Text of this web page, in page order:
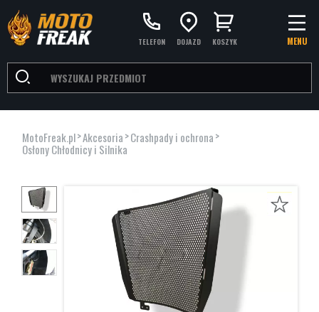
TELEFON DOJAZD KOSZYK MENU
MotoFreak.pl>Akcesoria>Crashpady i ochrona>
Osłony Chłodnicy i Silnika